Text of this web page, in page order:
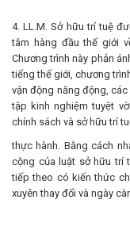
4. LL.M. Sở hữu trí tuệ
tâm hàng đầu thế giới
Chương trình này phản
tiếng thế giới, chương
vận động năng động,
tập kinh nghiệm tuyệt
chính sách và sở hữu trí
thực hành. Bằng cách
cộng của luật sở hữu trí
tiếp theo có kiến ​​thức
xuyên thay đổi và ngày